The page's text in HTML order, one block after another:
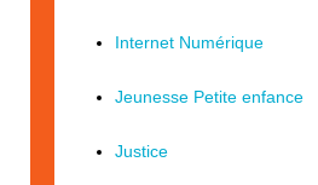
Internet Numérique
Jeunesse Petite enfance
Justice